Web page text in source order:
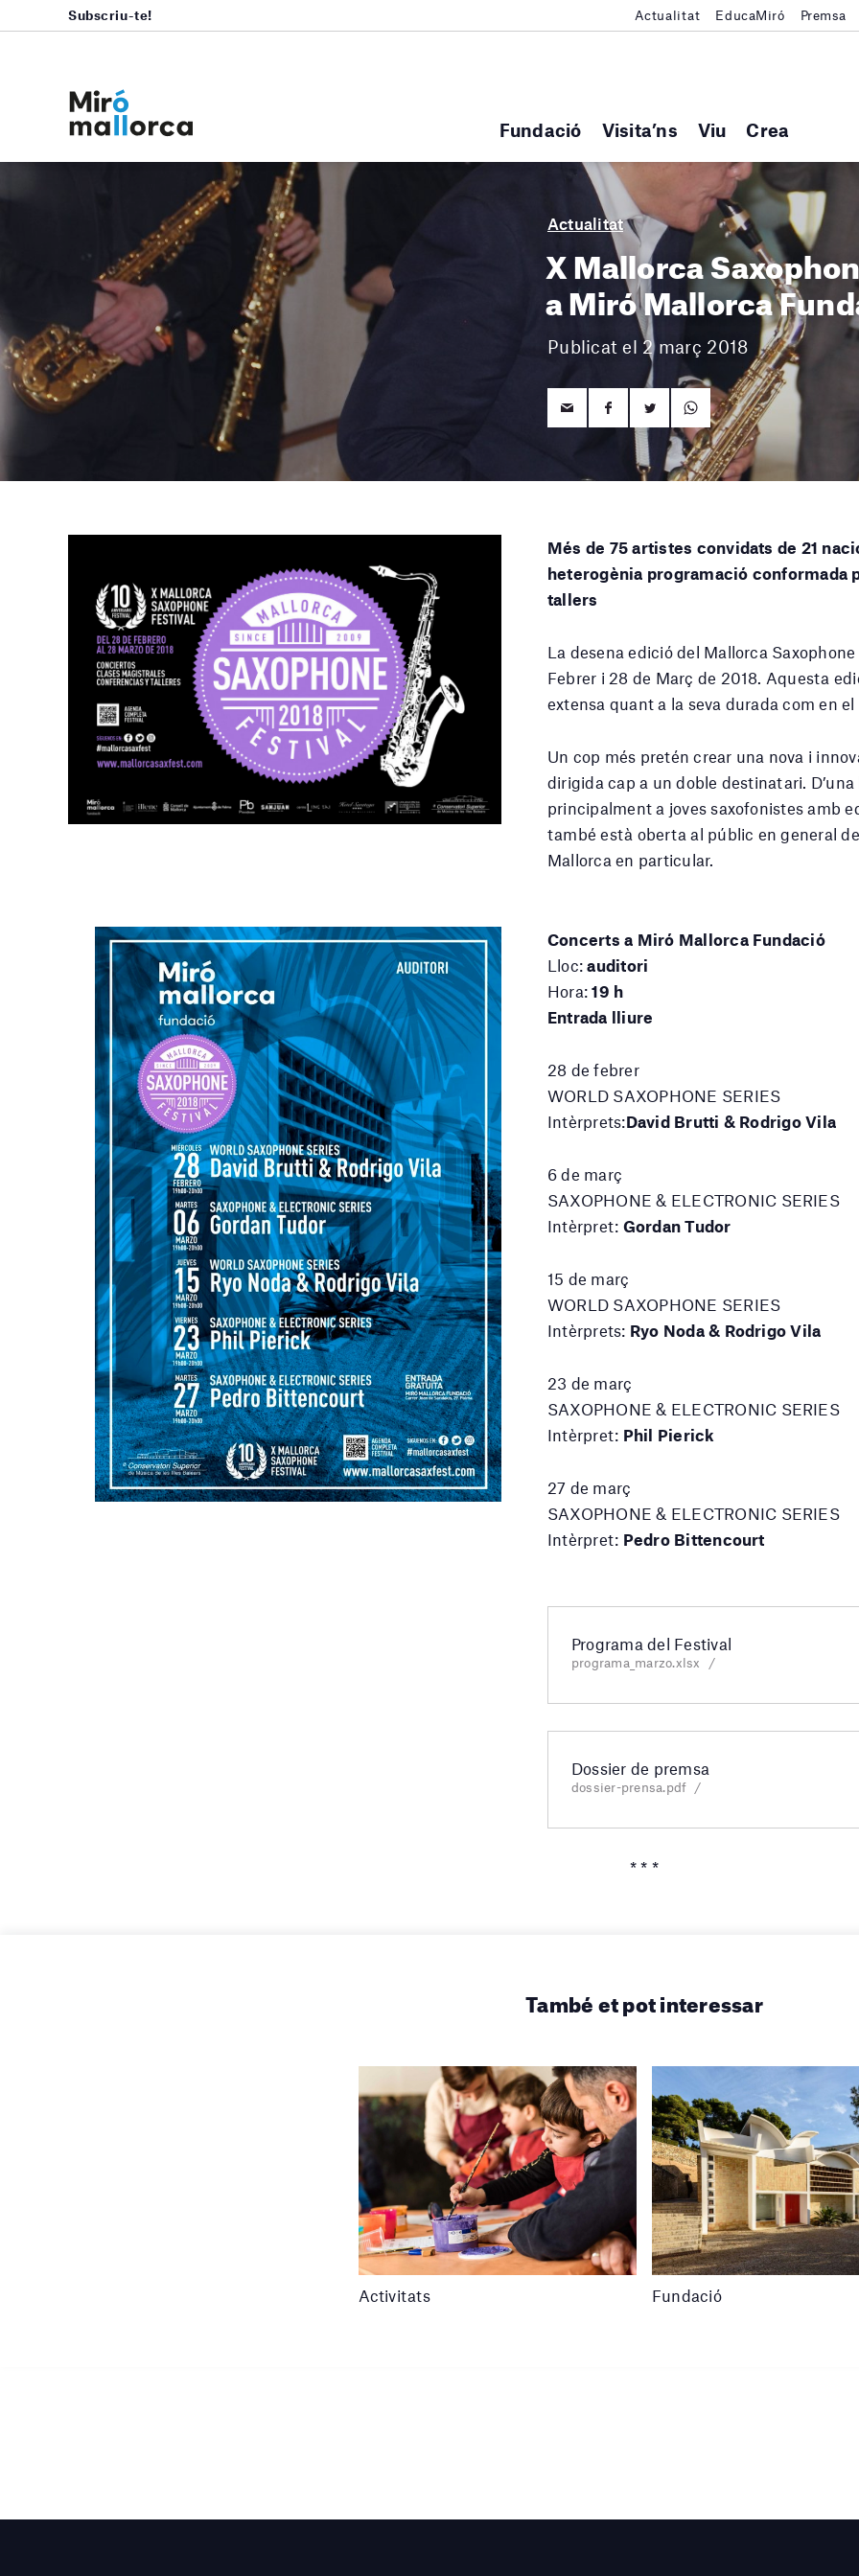
Fundació Visita’ns Viu Crea
Subscriu-te! Actualitat EducaMiró Premsa
Actualitat
X Mallorca
a Miró Mallorca
Publicat el 2 març 2018
Més de 75 artistes convidats de 21
heterogènia programació conformada
tallers
La desena edició del Mallorca
Febrer i 28 de Març de 2018. Aquesta
extensa quant a la seva durada com en
Un cop més pretén crear una nova i
dirigida cap a un doble destinatari.
principalment a joves saxofonistes amb
també està oberta al públic en general
Mallorca en particular.
Concerts a Miró Mallorca Fundació
Lloc:auditori
Hora:19 h
Entrada lliure
28 de febrer
WORLD SAXOPHONE SERIES
Intèrprets:David Brutti & Rodrigo Vila
6 de març
SAXOPHONE & ELECTRONIC SERIES
Intèrpret: Gordan Tudor
15 de març
WORLD SAXOPHONE SERIES
Intèrprets: Ryo Noda & Rodrigo Vila
23 de març
SAXOPHONE & ELECTRONIC SERIES
Intèrpret: Phil Pierick
27 de març
SAXOPHONE & ELECTRONIC SERIES
Intèrpret: Pedro Bittencourt
Programa del Festival
programa_marzo.xlsx
Dossier de premsa
dossier-prensa.pdf
* * *
També et pot interessar
Activitats Fundació